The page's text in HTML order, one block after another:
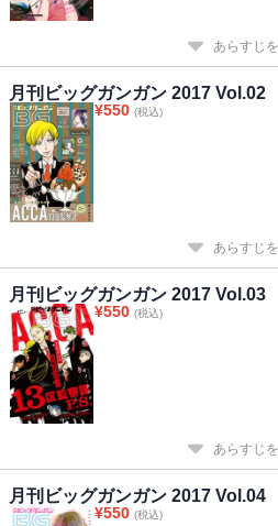
あらすじ
月刊ビッグガンガン 2017 Vol.02
¥550 (税込)
あらすじ
月刊ビッグガンガン 2017 Vol.03
¥550 (税込)
あらすじ
月刊ビッグガンガン 2017 Vol.04
¥550 (税込)